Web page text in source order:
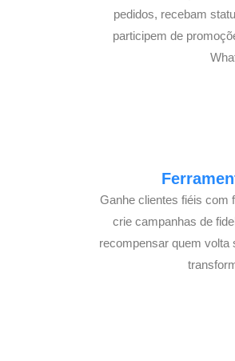
pedidos, recebam
participem de
Ganhe clientes fiéis com
crie campanhas de
recompensar quem volta